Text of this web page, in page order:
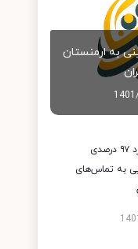
به ارمنستان
ثبت رکورد ۹۷ درصدی
به تماس‌های